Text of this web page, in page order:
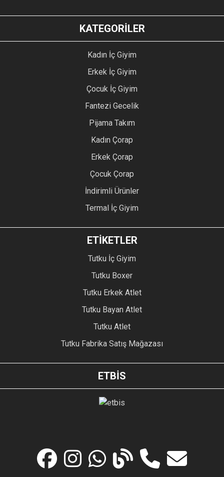
KATEGORİLER
Kadın İç Giyim
Erkek İç Giyim
Çocuk İç Giyim
Fantezi Gecelik
Pijama Takım
Kadın Çorap
Erkek Çorap
Çocuk Çorap
İndirimli Ürünler
Termal İç Giyim
ETİKETLER
Tutku İç Giyim
Tutku Boxer
Tutku Erkek Atlet
Tutku Bayan Atlet
Tutku Atlet
Tutku Fabrika Satış Mağazası
ETBİS